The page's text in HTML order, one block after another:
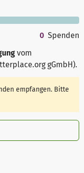
0 Spenden
vom
gGmbH).
empfangen. Bitte